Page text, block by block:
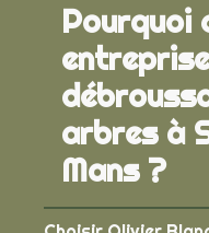
Pourquoi
arbres à
Mans ?